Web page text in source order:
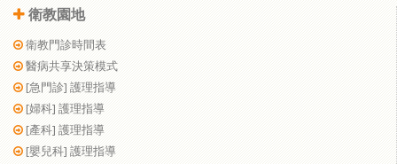
衛教園地
衛教門診時間表
醫病共享決策模式
[急門診] 護理指導
[婦科] 護理指導
[產科] 護理指導
[嬰兒科] 護理指導